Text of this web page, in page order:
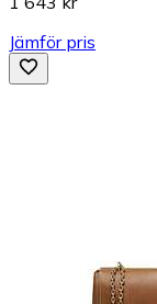
Jämför pris